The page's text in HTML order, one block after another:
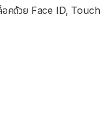
อคด้วย Face ID, Touch